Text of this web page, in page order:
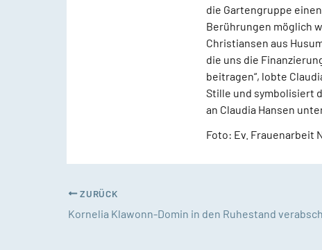
die Gartengruppe
Berührungen möglich
Christiansen aus
die uns die
beitragen“, lobte
Stille und symbolisiert
an Claudia Hansen
Foto: Ev. Frauenarbeit
ZURÜCK
Kornelia Klawonn-Domin in den Ruhestand